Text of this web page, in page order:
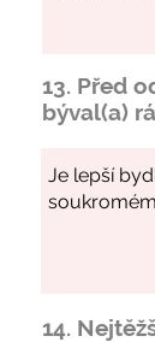
13. Před
býval(a)
14.